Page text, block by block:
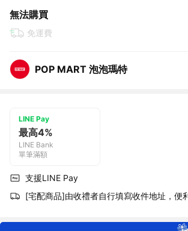
無法購買
免運費
POP MART 泡泡瑪特
LINE Pay
最高4%
LINE Bank
單筆滿額
支援LINE Pay
[宅配商品]由收禮者自行填寫收件地址，便